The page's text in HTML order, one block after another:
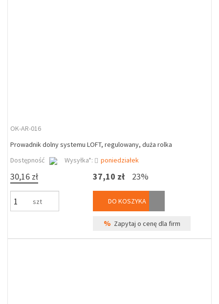
OK-AR-016
Prowadnik dolny systemu LOFT, regulowany, duża rolka
Dostępność
Wysyłka*: poniedziałek
30,16 zł
szt
37,10 zł 23%
DO KOSZYKA
% Zapytaj o cenę dla firm